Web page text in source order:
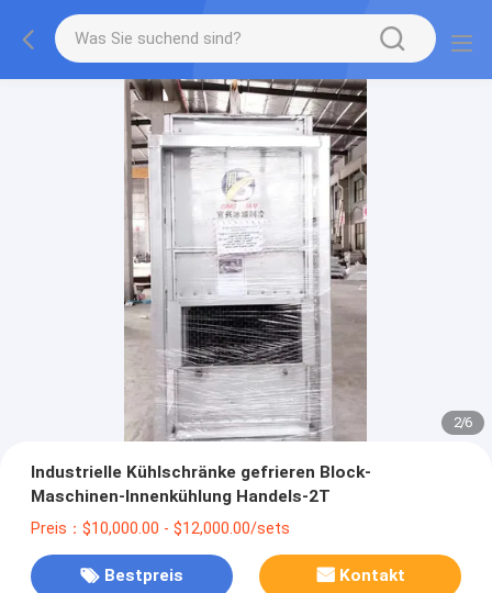
2/6
Industrielle Kühlschränke gefrieren Block-
Maschinen-Innenkühlung Handels-2T
Preis：$10,000.00 - $12,000.00/sets
Bestpreis Kontakt